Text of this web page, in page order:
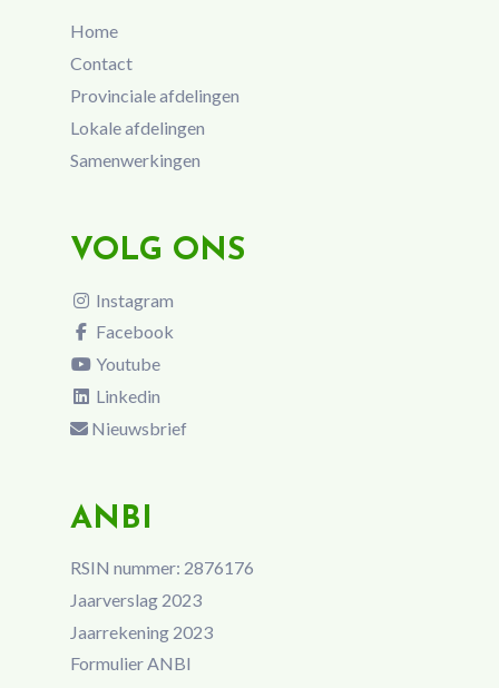
Home
Contact
Provinciale afdelingen
Lokale afdelingen
Samenwerkingen
VOLG ONS
Instagram
Facebook
Youtube
Linkedin
Nieuwsbrief
ANBI
RSIN nummer: 2876176
Jaarverslag 2023
Jaarrekening 2023
Formulier ANBI